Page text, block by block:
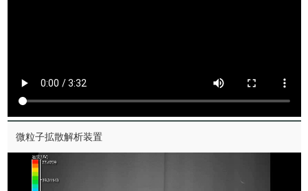
微粒子拡散解析装置